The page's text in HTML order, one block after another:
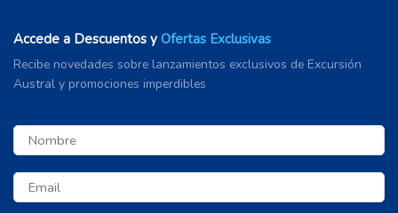
Accede a Descuentos y Ofertas Exclusivas
Recibe novedades sobre lanzamientos exclusivos de Excursión
Austral y promociones imperdibles